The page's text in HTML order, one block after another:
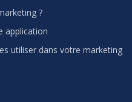
?
application
utiliser dans votre marketing